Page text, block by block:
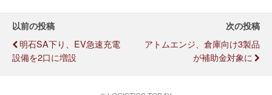
以前の投稿
明石SA下り、EV急速充電
設備を2口に増設
次の投稿
アトムエンジ、倉庫向け3製品
が補助金対象に